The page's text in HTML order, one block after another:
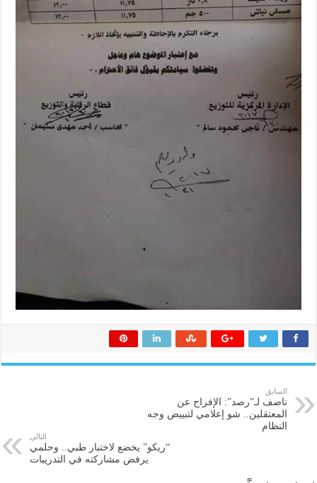
السابق
ناصف لـ”رصد”: الإفراج عن
المعتقلين.. شو إعلامي لتبييض وجه
النظام
التالي
“ريكو” يخضع لاختبار طبي.. وحلمي
يرفض مشاركته في التدريبات